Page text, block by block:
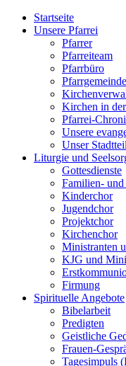
Startseite
Unsere Pfarrei
Pfarrer
Pfarreiteam
Pfarrbüro
Kirchen in
Pfarrei-
Unsere
Unser
Liturgie und
Gottesdienste
Familien-
Kinderchor
Jugendchor
Projektchor
Kirchenchor
Ministranten
KJG und
Firmung
Spirituelle Angebote
Bibelarbeit
Predigten
Geistliche
Frauen-
Tagesimpuls